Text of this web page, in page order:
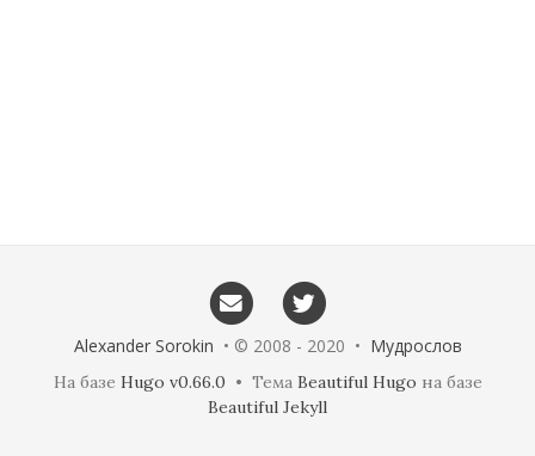
Alexander Sorokin • © 2008 - 2020 • Мудрослов
На базе Hugo v0.66.0 • Тема Beautiful Hugo на базе
Beautiful Jekyll